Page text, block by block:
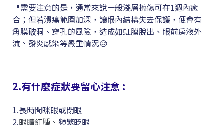
📍需要注意的是，通常來說一般淺層擦傷可在1週內癒
合；但若潰瘍範圍加深，讓眼內結構失去保護，便會有
角膜破洞、穿孔的風險，造成如虹膜脫出、眼前房液外
流、發炎感染等嚴重情況😥
2.有什麼症狀要留心注意 :
1.長時間眯眼或閉眼
2.眼睛紅腫、 頻繁眨眼